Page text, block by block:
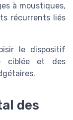
à moustiques,
récurrents liés
le dispositif
ciblée et des
des